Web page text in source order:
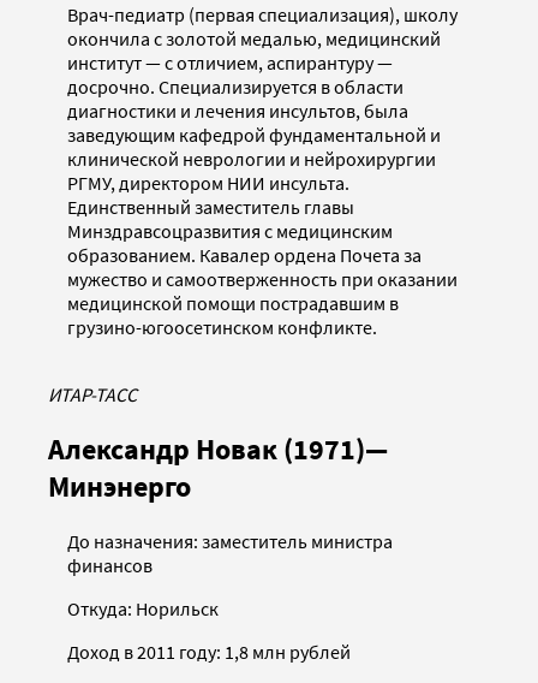
Врач-педиатр (первая специализация), школу
окончила с золотой медалью, медицинский
институт — с отличием, аспирантуру —
досрочно. Специализируется в области
диагностики и лечения инсультов, была
заведующим кафедрой фундаментальной и
клинической неврологии и нейрохирургии
РГМУ, директором НИИ инсульта.
Единственный заместитель главы
Минздравсоцразвития с медицинским
образованием. Кавалер ордена Почета за
мужество и самоотверженность при оказании
медицинской помощи пострадавшим в
грузино-югоосетинском конфликте.
ИТАР-ТАСС
Александр Новак (1971)—
Минэнерго
До назначения: заместитель министра
финансов
Откуда: Норильск
Доход в 2011 году: 1,8 млн рублей